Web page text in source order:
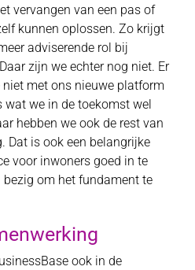
vervangen van een pas of
kunnen oplossen. Zo krijgt
adviserende rol bij
zijn we echter nog niet. Er
met ons nieuwe platform
we in de toekomst wel
hebben we ook de rest van
Dat is ook een belangrijke
voor inwoners goed in te
om het fundament te
ook in de